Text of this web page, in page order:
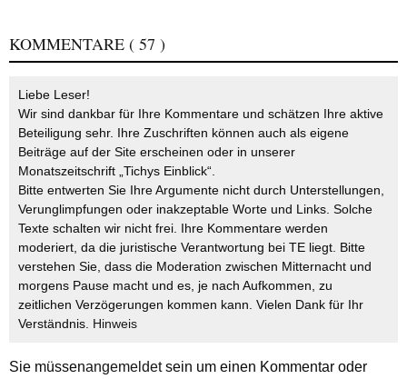
KOMMENTARE ( 57 )
Liebe Leser!
Wir sind dankbar für Ihre Kommentare und schätzen Ihre aktive
Beteiligung sehr. Ihre Zuschriften können auch als eigene
Beiträge auf der Site erscheinen oder in unserer
Monatszeitschrift „Tichys Einblick“.
Bitte entwerten Sie Ihre Argumente nicht durch Unterstellungen,
Verunglimpfungen oder inakzeptable Worte und Links. Solche
Texte schalten wir nicht frei. Ihre Kommentare werden
moderiert, da die juristische Verantwortung bei TE liegt. Bitte
verstehen Sie, dass die Moderation zwischen Mitternacht und
morgens Pause macht und es, je nach Aufkommen, zu
zeitlichen Verzögerungen kommen kann. Vielen Dank für Ihr
Verständnis. Hinweis
Sie müssenangemeldetsein um einen Kommentar oder